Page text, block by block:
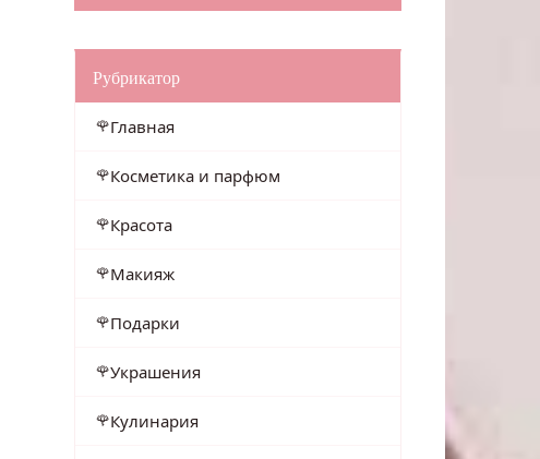
Рубрикатор
Главная
Косметика и парфюм
Красота
Макияж
Подарки
Украшения
Кулинария